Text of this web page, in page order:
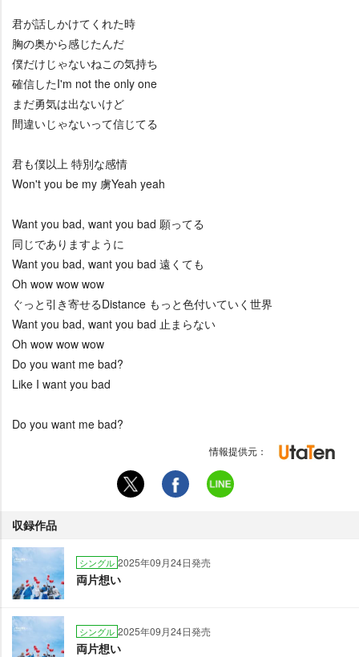
君が話しかけてくれた時
胸の奥から感じたんだ
僕だけじゃないねこの気持ち
確信したI'm not the only one
まだ勇気は出ないけど
間違いじゃないって信じてる
君も僕以上 特別な感情
Won't you be my 虜Yeah yeah
Want you bad, want you bad 願ってる
同じでありますように
Want you bad, want you bad 遠くても
Oh wow wow wow
ぐっと引き寄せるDistance もっと色付いていく世界
Want you bad, want you bad 止まらない
Oh wow wow wow
Do you want me bad?
Like I want you bad
Do you want me bad?
情報提供元：
収録作品
シングル 2025年09月24日発売
両片想い
シングル 2025年09月24日発売
両片想い